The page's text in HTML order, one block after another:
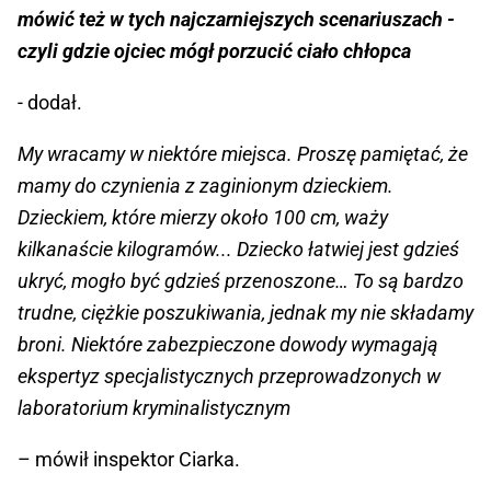
mówić też w tych najczarniejszych scenariuszach -
czyli gdzie ojciec mógł porzucić ciało chłopca
- dodał.
My wracamy w niektóre miejsca. Proszę pamiętać, że
mamy do czynienia z zaginionym dzieckiem.
Dzieckiem, które mierzy około 100 cm, waży
kilkanaście kilogramów... Dziecko łatwiej jest gdzieś
ukryć, mogło być gdzieś przenoszone… To są bardzo
trudne, ciężkie poszukiwania, jednak my nie składamy
broni. Niektóre zabezpieczone dowody wymagają
ekspertyz specjalistycznych przeprowadzonych w
laboratorium kryminalistycznym
– mówił inspektor Ciarka.